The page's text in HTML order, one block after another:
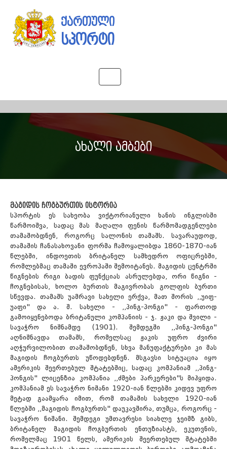
ქართული
სპორტი
navigation
ახალი ამბები
მაგიდის ჩოგბურთის ისტორია
სპორტის ეს სახეობა ვიქტორიანული ხანის ინგლისში
წარმოიშვა, სადაც მას მაღალი ფენის წარმომადგენლები
თამაშობდნენ, როგორც სალონის თამაშს. სავარაუდოდ,
თამაშის ჩანასახოვანი ფორმა ჩამოყალიბდა 1860-1870-იან
წლებში, ინდოეთის ბრიტანელ სამხედრო ოფიცრებში,
რომლებმაც თამაში ევროპაში შემოიტანეს. მაგიდის ცენტრში
წიგნების რიგი ბადის ფუნქციას ასრულებდა, ორი წიგნი -
ჩოგნებისას, ხოლო ბურთის მაგივრობას გოლფის ბურთი
სწევდა. თამაშს უამრავი სახელი ერქვა, მათ შორის ,,უიფ-
უაფი" და ა. შ. სახელი - ,,პინგ-პონგი" - ფართოდ
გამოიყენებოდა ბრიტანული კომპანიის - ჯ. ჟაკი და შვილი -
სავაჭრო ნიშნამდე (1901). შემდეგში ,,პინგ-პონგი"
აღნიშნავდა თამაშს, რომელსაც ჟაკის უფრო ძვირი
აღჭურვილობით თამაშობდნენ, სხვა მანუფაქტურები კი მას
მაგიდის ჩოგბურთს უწოდებდნენ. მსგავსი სიტუაცია იყო
ამერიკის შეერთებულ შტატებშიც, სადაც კომპანიამ ,,პინგ-
პონგის" ლიცენზია კომპანია ,,ძმები პარკერები"ს მიჰყიდა.
კომპანიამ ეს სავაჭრო ნიშანი 1920-იან წლებში კიდევ უფრო
მეტად გაამყარა იმით, რომ თამაშის სახელი 1920-იან
წლებში ,,მაგიდის ჩოგბურთს" დაუკავშირა, თუმცა, როგორც -
სავაჭრო ნიშანი. შემდეგი უმთავრესი სიახლე ჯეიმზ გიბს,
ბრიტანელ მაგიდის ჩოგბურთის ენთუზიასტს, ეკუთვნის,
რომელმაც 1901 წელს, ამერიკის შეერთებულ შტატებში